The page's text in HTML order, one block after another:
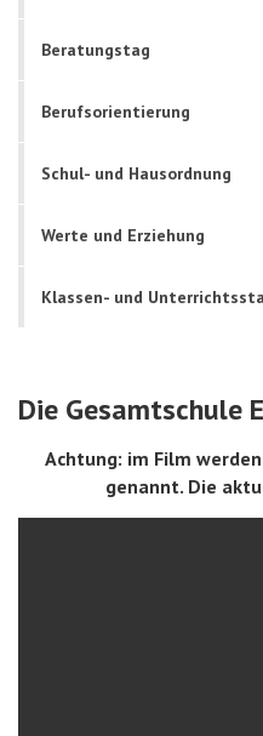
Beratungstag
Berufsorientierung
Schul- und Hausordnung
Werte und Erziehung
Klassen- und
Die Gesamtschule
Achtung: im Film
genannt. Die